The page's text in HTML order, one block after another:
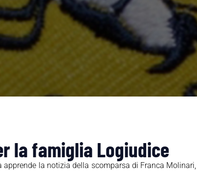
la famiglia Logiudice
apprende la notizia della scomparsa di Franca